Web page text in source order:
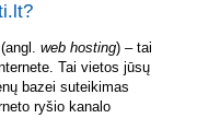
web hosting) – tai
Tai vietos jūsų
bazei suteikimas
ryšio kanalo